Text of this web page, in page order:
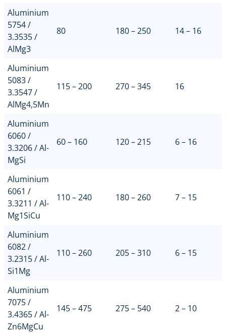
Aluminium
5754 /
3.3535 /
AlMg3
80 180 – 250 14 – 16
Aluminium
5083 /
3.3547 /
AlMg4,5Mn
115 – 200 270 – 345 16
Aluminium
6060 /
3.3206 / Al-
MgSi
60 – 160 120 – 215 6 – 16
Aluminium
6061 /
3.3211 / Al-
Mg1SiCu
110 – 240 180 – 260 7 – 15
Aluminium
6082 /
3.2315 / Al-
Si1Mg
110 – 260 205 – 310 6 – 15
Aluminium
7075 /
3.4365 / Al-
Zn6MgCu
145 – 475 275 – 540 2 – 10